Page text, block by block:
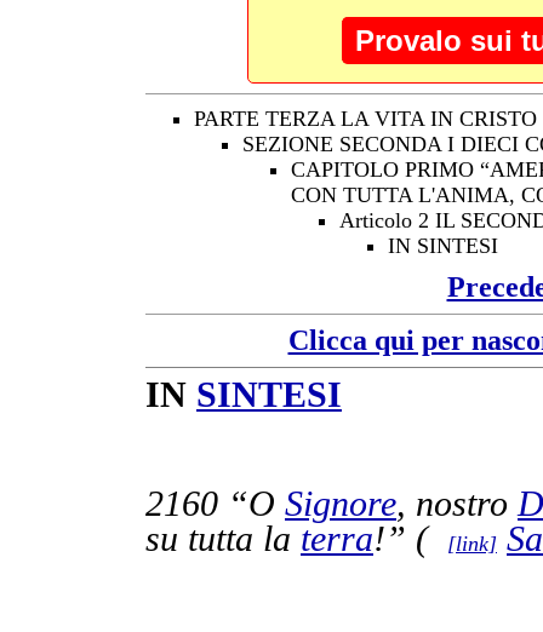
Provalo sui
PARTE TERZA LA VITA IN CRISTO
SEZIONE SECONDA I DIECI
CAPITOLO PRIMO
CON TUTTA L'ANIMA,
Articolo 2 IL
IN SINTESI
Clicca qui per
IN SINTESI
2160 “O Signore, nostro
su tutta la terra!” ( [link]